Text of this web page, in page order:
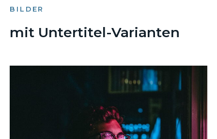
BILDER
mit Untertitel-Varianten